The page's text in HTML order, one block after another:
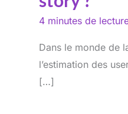
4 minutes de
Dans le monde de
l’estimation des
[…]